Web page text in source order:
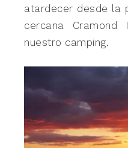
atardecer desde la
cercana
nuestro camping.